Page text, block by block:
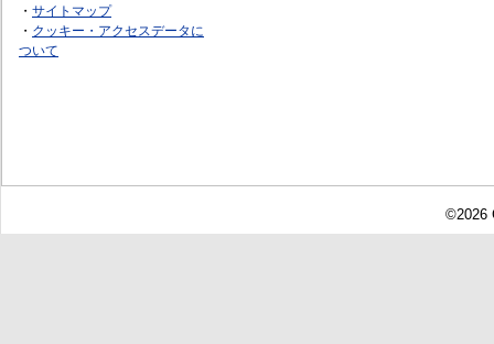
・ サイトマップ
・ クッキー・アクセスデータに
ついて
©2026